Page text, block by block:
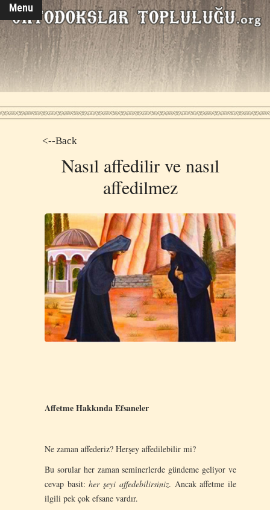
Menu
<--Back
Nasıl affedilir ve nasıl
affedilmez
Affetme Hakkında Efsaneler
Ne zaman affederiz? Herşey affedilebilir mi?
Bu sorular her zaman seminerlerde gündeme geliyor ve
cevap basit:her şeyi affedebilirsiniz. Ancak affetme ile
ilgili pek çok efsane vardır.